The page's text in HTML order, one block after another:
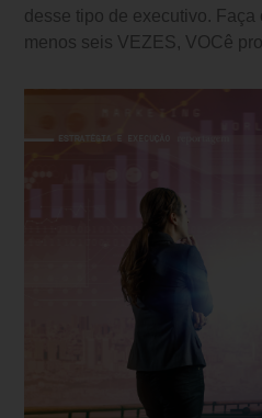
desse tipo de executivo.
menos seis VEZES, VOCê